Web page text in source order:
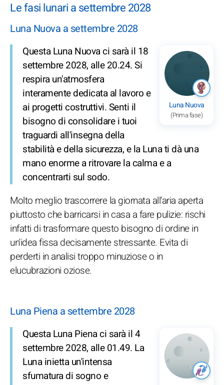
Le fasi lunari a settembre 2028
Luna Nuova a settembre 2028
Luna Nuova
(Prima fase)
Questa Luna Nuova ci sarà il 18
settembre 2028, alle 20.24. Si
respira un'atmosfera
interamente dedicata al lavoro e
ai progetti costruttivi. Senti il
bisogno di consolidare i tuoi
traguardi all'insegna della
stabilità e della sicurezza, e la Luna ti dà una
mano enorme a ritrovare la calma e a
concentrarti sul sodo.
Molto meglio trascorrere la giornata all'aria aperta
piuttosto che barricarsi in casa a fare pulizie: rischi
infatti di trasformare questo bisogno di ordine in
un'idea fissa decisamente stressante. Evita di
perderti in analisi troppo minuziose o in
elucubrazioni oziose.
Luna Piena a settembre 2028
Questa Luna Piena ci sarà il 4
settembre 2028, alle 01.49. La
Luna inietta un'intensa
sfumatura di sogno e